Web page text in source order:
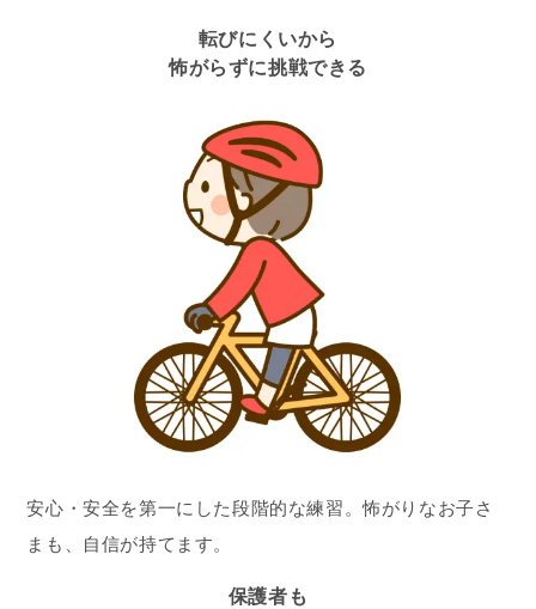
転びにくいから
怖がらずに挑戦できる
安心・安全を第一にした段階的な練習。怖がりなお子さ
まも、自信が持てます。
保護者も